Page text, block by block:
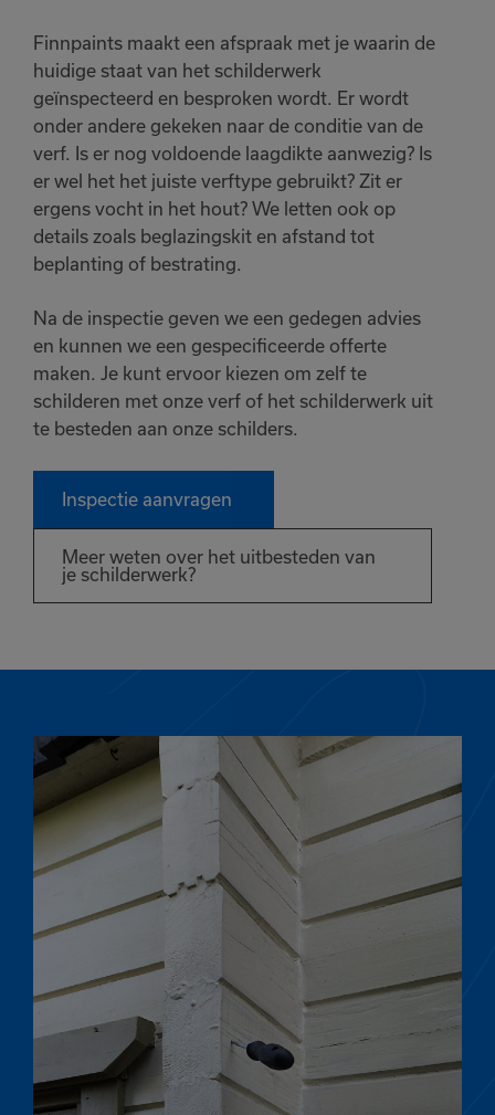
Finnpaints maakt een afspraak met je waarin de
huidige staat van het schilderwerk
geïnspecteerd en besproken wordt. Er wordt
onder andere gekeken naar de conditie van de
verf. Is er nog voldoende laagdikte aanwezig? Is
er wel het het juiste verftype gebruikt? Zit er
ergens vocht in het hout? We letten ook op
details zoals beglazingskit en afstand tot
beplanting of bestrating.
Na de inspectie geven we een gedegen advies
en kunnen we een gespecificeerde offerte
maken. Je kunt ervoor kiezen om zelf te
schilderen met onze verf of het schilderwerk uit
te besteden aan onze schilders.
Inspectie aanvragen
Meer weten over het uitbesteden van
je schilderwerk?